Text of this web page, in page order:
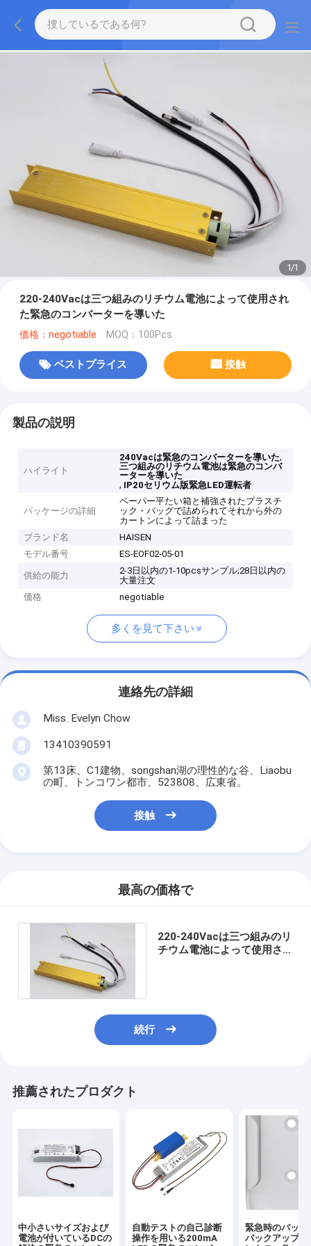
1/1
220-240Vacは三つ組みのリチウム電池によって使用され
た緊急のコンバーターを導いた
価格：negotiable MOQ：100Pcs
ベストプライス 接触
製品の説明
ハイライト
240Vacは緊急のコンバーターを導いた,
三つ組みのリチウム電池は緊急のコンバ
ーターを導いた
, IP20セリウム版緊急LED運転者
パッケージの詳細
ペーパー平たい箱と補強されたプラスチ
ック・バッグで詰められてそれから外の
カートンによって詰まった
ブランド名
HAISEN
モデル番号
ES-EOF02-05-01
供給の能力
2-3日以内の1-10pcsサンプル;28日以内の
大量注文
価格
negotiable
多くを見て下さい
連絡先の詳細
Miss. Evelyn Chow
13410390591
第13床、C1建物、songshan湖の理性的な谷、Liaobu
の町、トンコワン都市、523808、広東省。
接触
最高の価格で
220-240Vacは三つ組みのリ
チウム電池によって使用され
続行
推薦されたプロダクト
中小さいサイズおよび
電池が付いているDCの
自動テストの自己診断
操作を用いる200mA
緊急時のバッテ
バックアップの